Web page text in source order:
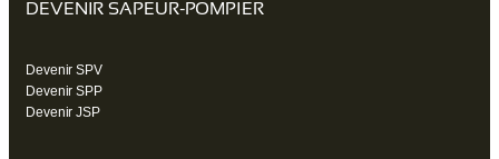
DEVENIR SAPEUR-POMPIER
Devenir SPV
Devenir SPP
Devenir JSP